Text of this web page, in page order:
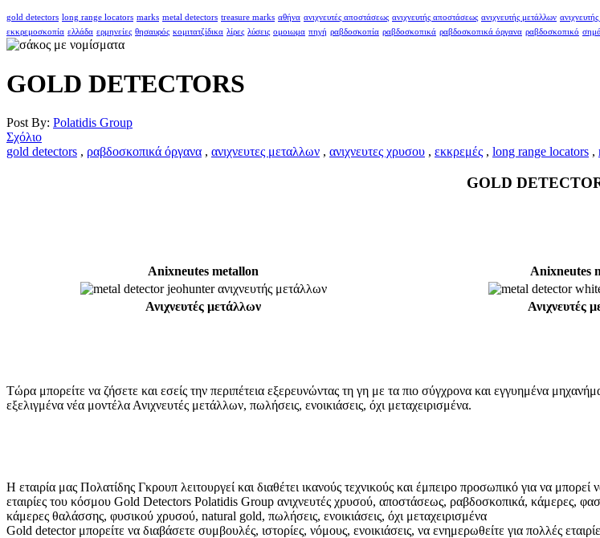
gold detectors long range locators marks metal detectors treasure marks αθήνα ανιχνευτές αποστάσεως ανιχνευτής αποστάσεως ανιχνευτής μετάλλων
εκκρεμοσκοπία ελλάδα ερμηνείες θησαυρός κομιτατζίδικα λίρες λύσεις ομοιωμα πηγή ραβδοσκοπία ραβδοσκοπικά ραβδοσκοπικά όργανα ραβδοσκοπικό
GOLD DETECTORS
Post By: Polatidis Group
Σχόλιο
gold detectors , ραβδοσκοπικά όργανα , ανιχνευτες μεταλλων , ανιχνευτες χρυσου , εκκρεμές , long range locators ,
GOLD
Anixneutes metallon Anixneutes
Ανιχνευτές μετάλλων Ανιχνευτές
Τώρα μπορείτε να ζήσετε και εσείς την περιπέτεια εξερευνώντας τη γη με τα πιο σύγχρονα και εγγυημένα
εξελιγμένα νέα μοντέλα Ανιχνευτές μετάλλων, πωλήσεις, ενοικιάσεις, όχι μεταχειρισμένα.
Η εταιρία μας Πολατίδης Γκρουπ λειτουργεί και διαθέτει ικανούς τεχνικούς και έμπειρο προσωπικό για να
εταιρίες του κόσμου Gold Detectors Polatidis Group ανιχνευτές χρυσού, αποστάσεως, ραβδοσκοπικά, κάμερες,
κάμερες θαλάσσης, φυσικού χρυσού, natural gold, πωλήσεις, ενοικιάσεις, όχι μεταχειρισμένα
Gold detector μπορείτε να διαβάσετε συμβουλές, ιστορίες, νόμους, ενοικιάσεις, να ενημερωθείτε για πολλές